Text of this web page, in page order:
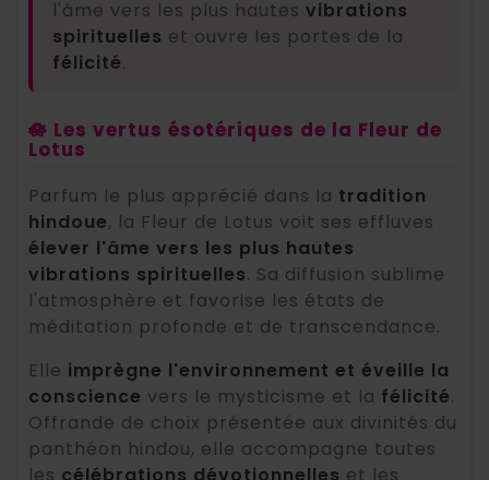
l'âme vers les plus hautes vibrations
spirituelles et ouvre les portes de la
félicité.
🪷 Les vertus ésotériques de la Fleur de
Lotus
Parfum le plus apprécié dans la tradition
hindoue, la Fleur de Lotus voit ses effluves
élever l'âme vers les plus hautes
vibrations spirituelles. Sa diffusion sublime
l'atmosphère et favorise les états de
méditation profonde et de transcendance.
Elle imprègne l'environnement et éveille la
conscience vers le mysticisme et la félicité.
Offrande de choix présentée aux divinités du
panthéon hindou, elle accompagne toutes